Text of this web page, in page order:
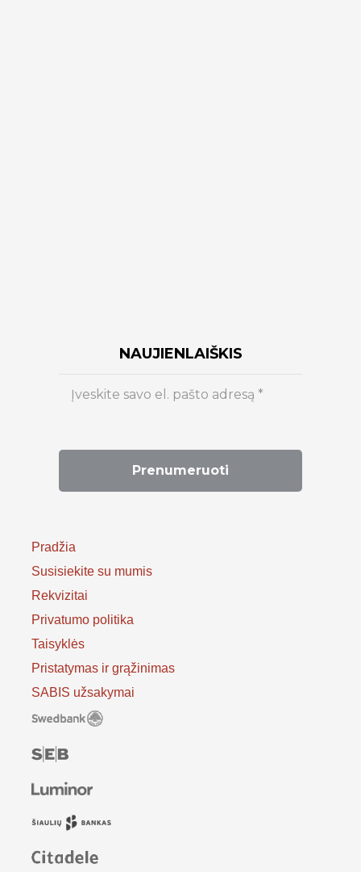
NAUJIENLAIŠKIS
Pradžia
Susisiekite su mumis
Rekvizitai
Privatumo politika
Taisyklės
Pristatymas ir grąžinimas
SABIS užsakymai